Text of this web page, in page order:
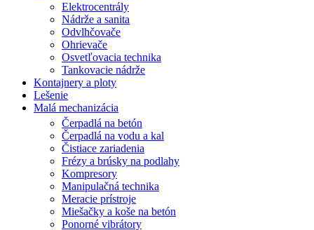
Elektrocentrály
Nádrže a sanita
Odvlhčovače
Ohrievače
Osvetľovacia technika
Tankovacie nádrže
Kontajnery a ploty
Lešenie
Malá mechanizácia
Čerpadlá na betón
Čerpadlá na vodu a kal
Čistiace zariadenia
Frézy a brúsky na podlahy
Kompresory
Manipulačná technika
Meracie prístroje
Miešačky a koše na betón
Ponorné vibrátory